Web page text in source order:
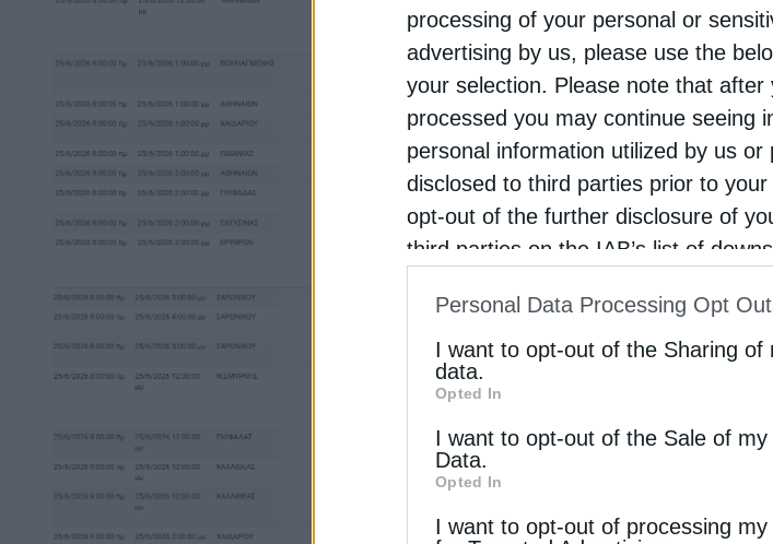
processing of your personal or
advertising by us, please use the
your selection. Please note that
processed you may continue seeing
personal information utilized by us or
disclosed to third parties prior to
opt-out of the further disclosure of
third parties on the IAB’s list of
IAB’s List of Downstream Participants
other third parties.
Personal Data Processing Opt
I want to opt-out of the Sharing of
data.
Opted In
I want to opt-out of the Sale of my
Data.
Opted In
I want to opt-out of processing